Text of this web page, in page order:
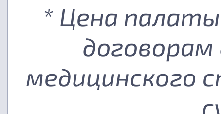
* Цена
договорам
медицинского